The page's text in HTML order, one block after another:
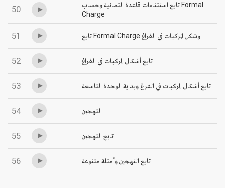
50
تابع استثناءات قاعدة الثمانية وحساب Formal
Charge
51 تابع Formal Charge وشكل المركبات في الفراغ
52 تابع أشكال المركبات في الفراغ
53 تابع أشكال المركبات في الفراغ وبداية الوحدة التاسعة
54 التهجين
55 تابع التهجين
56 تابع التهجين وأمثلة متنوعة